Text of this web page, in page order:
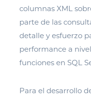
columnas XML
parte de las
detalle y esfuerzo
performance a
funciones en SQL
Para el desarrollo